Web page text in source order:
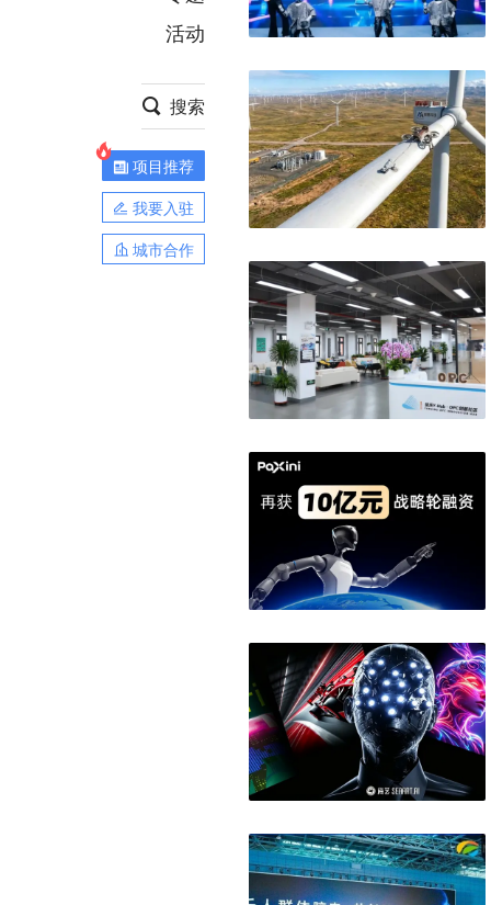
项目推荐
安徽
活动
搜索
项目推荐
我要入驻
城市合作